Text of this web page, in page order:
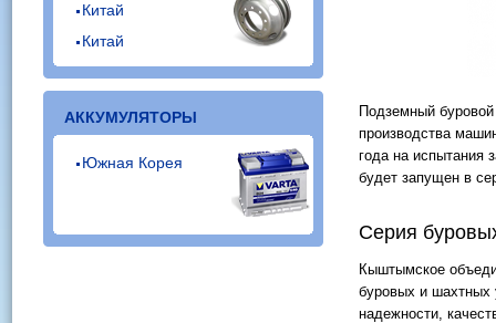
Китай
Китай
АККУМУЛЯТОРЫ
Южная Корея
Подземный
производства
года на испытания
будет запущен в
Серия
Кыштымское
буровых и шахтных
надежности,